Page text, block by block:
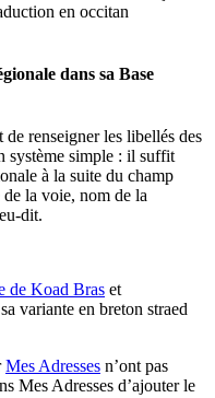
en occitan
dans sa Base
de renseigner les libellés des
système simple : il suffit
à la suite du champ
la voie, nom de la
dit.
de Koad Bras et
sa variante en breton straed
Mes Adresses n’ont pas
Mes Adresses d’ajouter le